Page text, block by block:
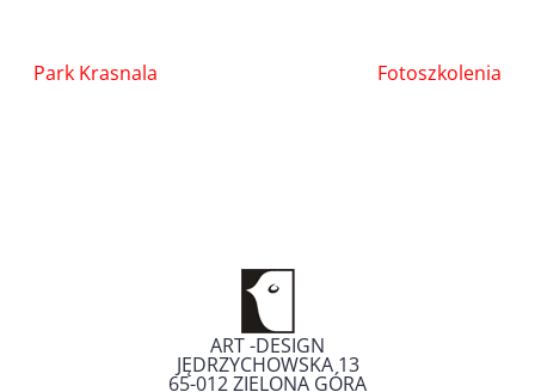
Nawigacja
Park Krasnala Fotoszkolenia
ART -DESIGN
JĘDRZYCHOWSKA 13
65-012ZIELONA GÓRA